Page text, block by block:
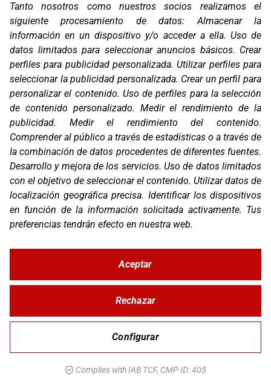
C/ Coneixement 5, 08850
Gavà (Barcelona)
Contacto
T. (+34) 93 638 38 60
Email:
corver@corver.es
Marcas
Productos
Compañía
Blog
Contacto
FAQ
Canal Ético
Zona Clientes
Síguenos
© Copyright 2026 Corver.es
DevelopedbyMOTTO
Tanto nosotros como nuestros socios realizamos el
siguiente procesamiento de datos:Almacenar la
información en un dispositivo y/o acceder a ella. Uso de
datos limitados para seleccionar anuncios básicos. Crear
perfiles para publicidad personalizada.Utilizar perfiles para
seleccionar la publicidad personalizada. Crear un perfil para
personalizar el contenido. Uso de perfiles para la selección
de contenido personalizado. Medir el rendimiento de la
publicidad. Medir el rendimiento del contenido.
Comprender al público a través de estadísticas o a través de
la combinación de datos procedentes de diferentes fuentes.
Desarrollo y mejora de los servicios.Uso de datos limitados
con el objetivo de seleccionar el contenido. Utilizar datos de
localización geográfica precisa. Identificar los dispositivos
en función de la información solicitada activamente. Tus
preferencias tendrán efecto en nuestra web.
Configurar
Rechazar
Aceptar
Complies with IAB TCF, CMP ID: 405
Política de Privacidad y Cookies